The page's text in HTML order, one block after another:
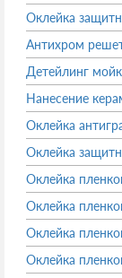
Оклейка
Антихром
Детейлинг
Нанесение
Оклейка
Оклейка
Оклейка
Оклейка
Оклейка
Оклейка